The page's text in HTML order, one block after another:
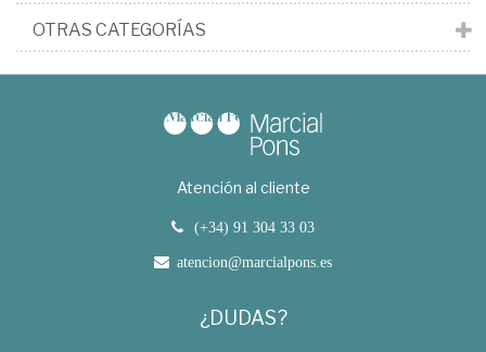
OTRAS CATEGORÍAS
Atención al cliente
(+34) 91 304 33 03
atencion@marcialpons.es
¿DUDAS?